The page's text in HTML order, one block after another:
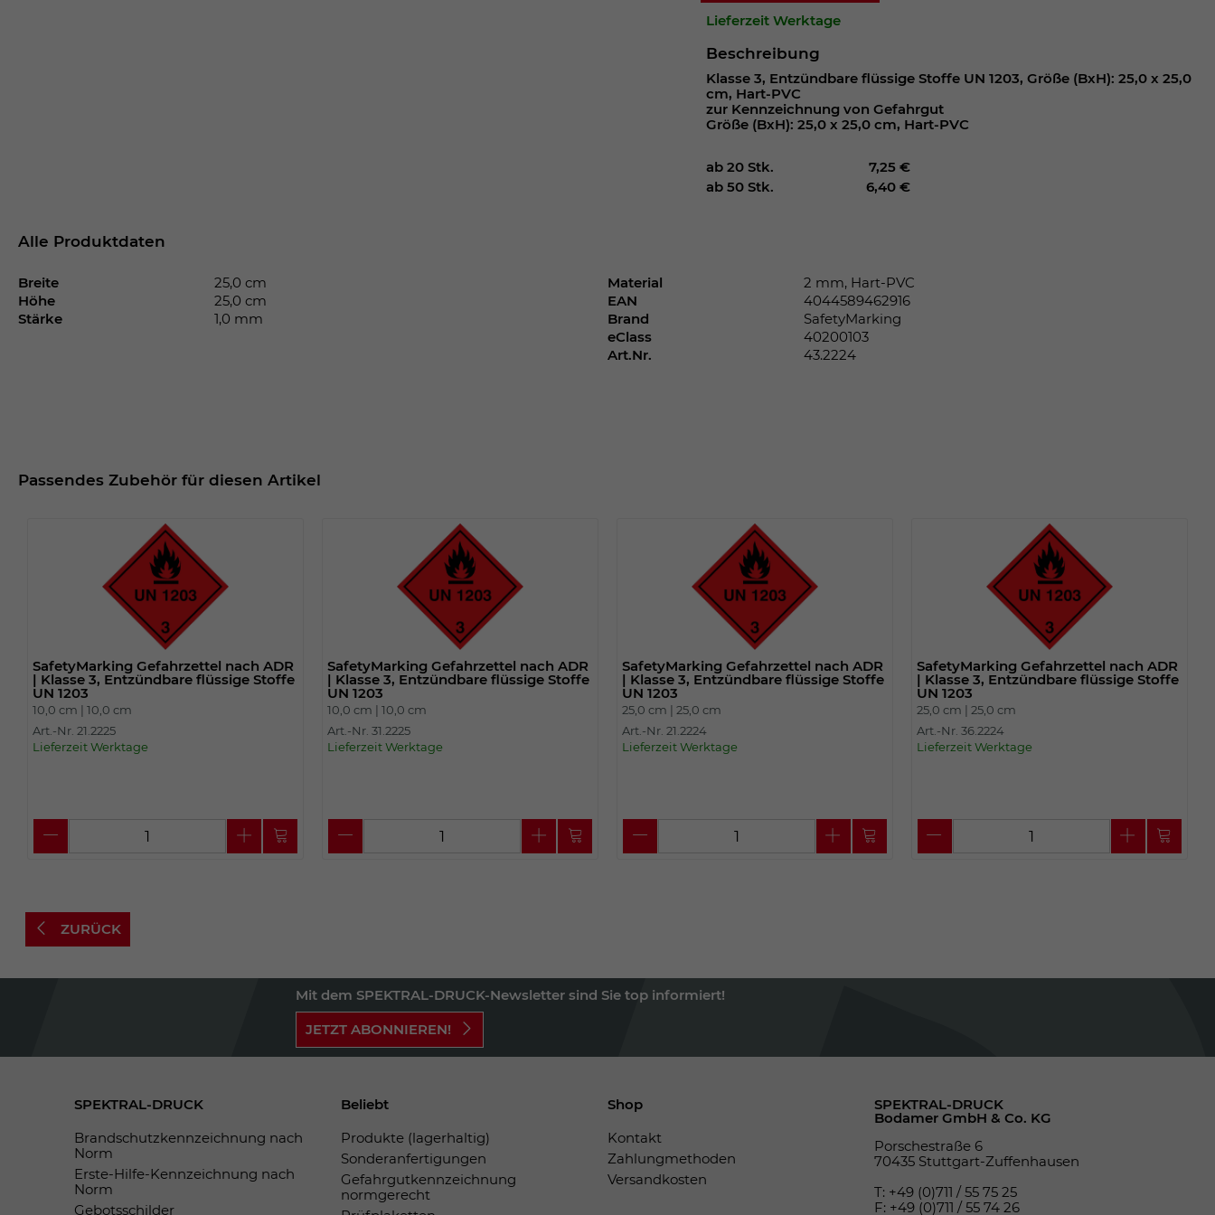
Lieferzeit Werktage
Beschreibung
Klasse 3, Entzündbare flüssige Stoffe UN 1203, Größe (BxH): 25,0 x 25,0
cm, Hart-PVC
zur Kennzeichnung von Gefahrgut
Größe (BxH): 25,0 x 25,0 cm, Hart-PVC
ab 20 Stk.
7,25 €
ab 50 Stk.
6,40 €
Alle Produktdaten
Breite
25,0 cm
Höhe
25,0 cm
Stärke
1,0 mm
Material
2 mm, Hart-PVC
EAN
4044589462916
Brand
SafetyMarking
eClass
40200103
Art.Nr.
43.2224
Passendes Zubehör für diesen Artikel
SafetyMarking Gefahrzettel nach ADR
| Klasse 3, Entzündbare flüssige Stoffe
UN 1203
10,0 cm |10,0 cm
Art.-Nr. 21.2225
Lieferzeit Werktage
SafetyMarking Gefahrzettel nach ADR
| Klasse 3, Entzündbare flüssige Stoffe
UN 1203
10,0 cm |10,0 cm
Art.-Nr. 31.2225
Lieferzeit Werktage
SafetyMarking Gefahrzettel nach ADR
| Klasse 3, Entzündbare flüssige Stoffe
UN 1203
25,0 cm | 25,0 cm
Art.-Nr. 21.2224
Lieferzeit Werktage
SafetyMarking Gefahrzettel nach ADR
| Klasse 3, Entzündbare flüssige Stoffe
UN 1203
25,0 cm | 25,0 cm
Art.-Nr. 36.2224
Lieferzeit Werktage
ZURÜCK
Mit dem SPEKTRAL-DRUCK-Newsletter sind Sie top informiert!
JETZT ABONNIEREN!
SPEKTRAL-DRUCK
Brandschutzkennzeichnung nach
Norm
Erste-Hilfe-Kennzeichnung nach
Norm
Gebotsschilder
Beliebt
Produkte (lagerhaltig)
Sonderanfertigungen
Gefahrgutkennzeichnung
normgerecht
Shop
Kontakt
Zahlungmethoden
Versandkosten
SPEKTRAL-DRUCK
Bodamer GmbH & Co. KG
Porschestraße 6
70435 Stuttgart-Zuffenhausen
T: +49 (0)711 / 55 75 25
F: +49 (0)711 / 55 74 26
Dieses Cookie wird verwendet, um Ihre
Cookie-Einstellungen für diese Website zu
Name
Anbieter TYPO3
Laufzeit
Wir installiert sobald sich der Nutzer an der
Webseite anmeldet. Dient zum festhalten
des Login Status.